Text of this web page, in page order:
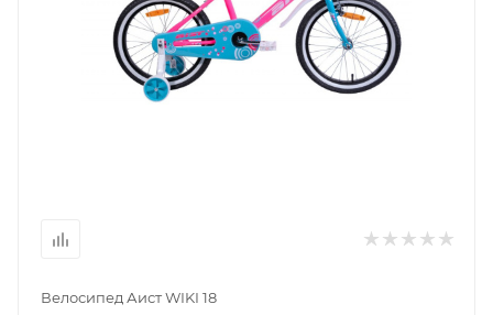
Велосипед Аист WIKI 18